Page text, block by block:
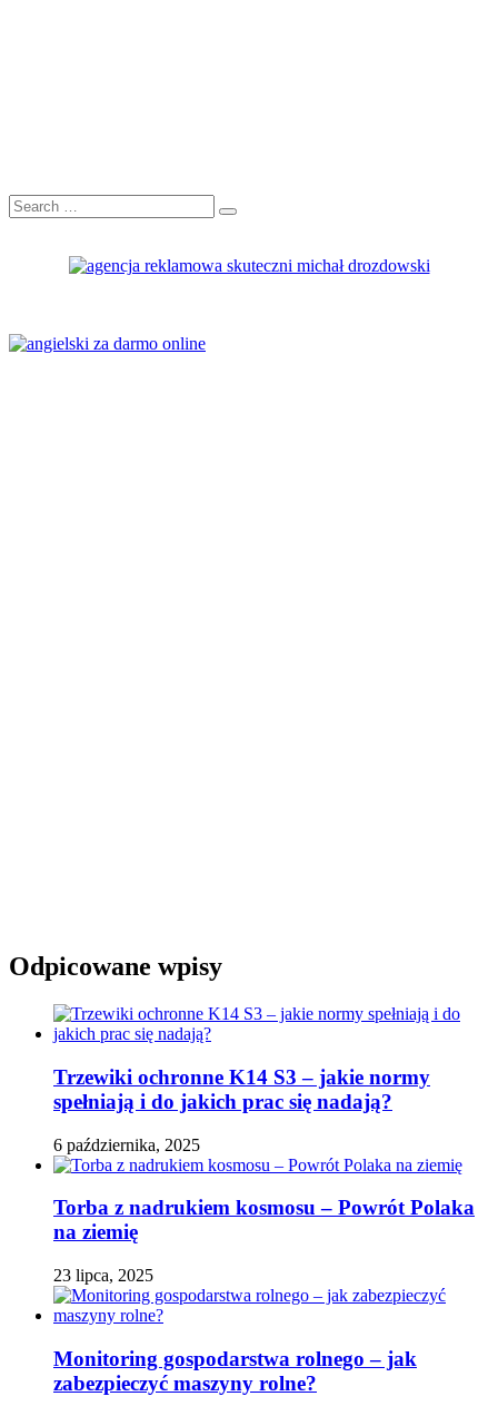
Search
for:
Search
Odpicowane wpisy
Trzewiki ochronne K14 S3 – jakie normy
spełniają i do jakich prac się nadają?
6 października, 2025
Torba z nadrukiem kosmosu – Powrót Polaka
na ziemię
23 lipca, 2025
Monitoring gospodarstwa rolnego – jak
zabezpieczyć maszyny rolne?